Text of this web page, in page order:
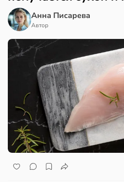
исправить
Анна Писарева
Автор